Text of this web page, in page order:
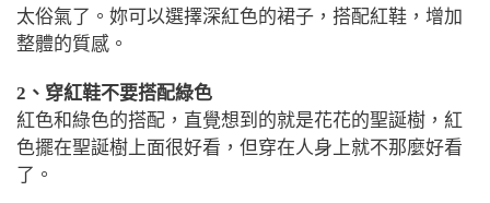
太俗氣了。妳可以選擇深紅色的裙子，搭配紅鞋，增加
整體的質感。
2、穿紅鞋不要搭配綠色
紅色和綠色的搭配，直覺想到的就是花花的聖誕樹，紅
色擺在聖誕樹上面很好看，但穿在人身上就不那麼好看
了。